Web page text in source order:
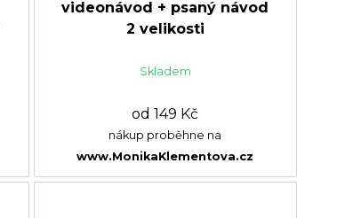
videonávod + psaný návod
2 velikosti
Skladem
od 149 Kč
nákup proběhne na
www.MonikaKlementova.cz